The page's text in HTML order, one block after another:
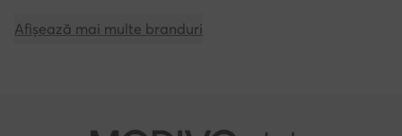
Afișează mai multe branduri